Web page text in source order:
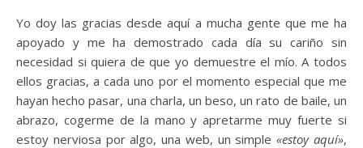
Yo doy las gracias desde aquí a mucha gente que me ha
apoyado y me ha demostrado cada día su cariño sin
necesidad si quiera de que yo demuestre el mío. A todos
ellos gracias, a cada uno por el momento especial que me
hayan hecho pasar, una charla, un beso, un rato de baile, un
abrazo, cogerme de la mano y apretarme muy fuerte si
estoy nerviosa por algo, una web, un simple«estoy aquí»,